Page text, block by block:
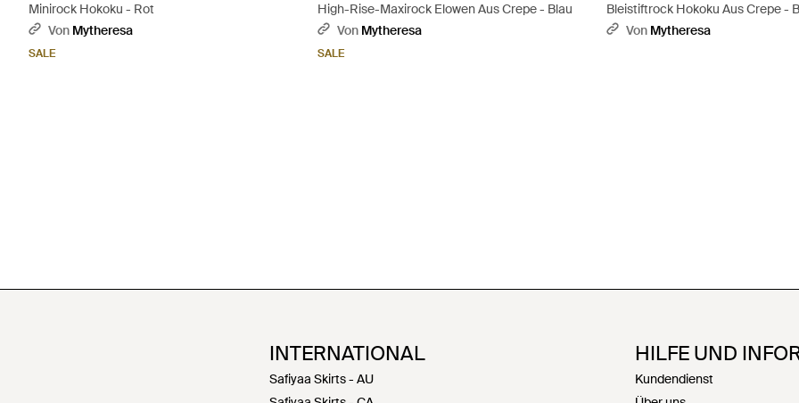
Minirock Hokoku - Rot
Von Mytheresa
SALE
High-Rise-Maxirock Elowen Aus Crepe - Blau
Von Mytheresa
SALE
Bleistiftrock Hokoku Aus Crepe -
Von Mytheresa
INTERNATIONAL
Safiyaa Skirts - AU
HILFE UND
Kundendienst